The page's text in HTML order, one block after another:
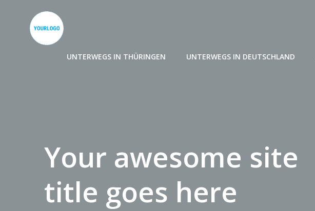
springen
UNTERWEGS IN THÜRINGEN UNTERWEGS IN DEUTSCHLAND
Your awesome site
title goes here